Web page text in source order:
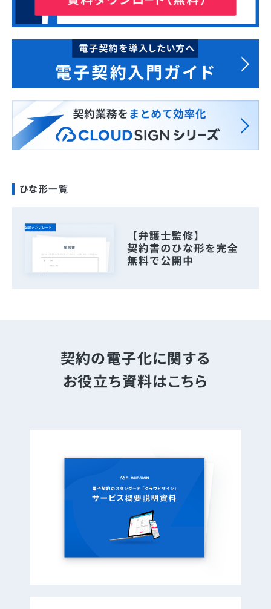
ひな形一覧
契約の電子化に関する
お役立ち資料はこちら